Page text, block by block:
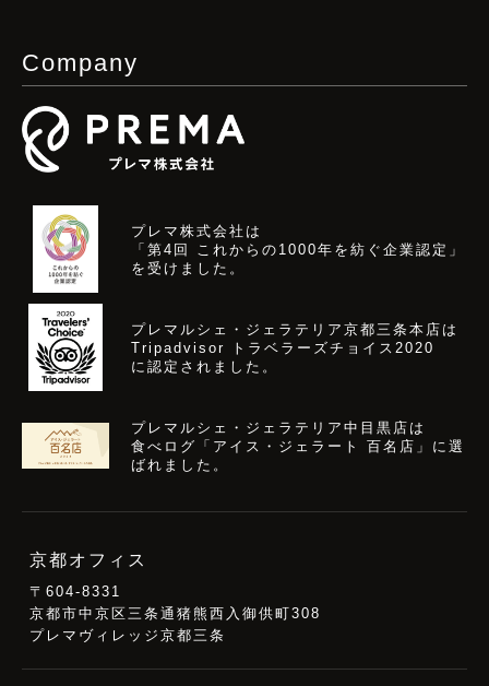
Company
プレマ株式会社は
「第4回 これからの1000年を紡ぐ企業認定」
を受けました。
プレマルシェ・ジェラテリア京都三条本店は
Tripadvisor トラベラーズチョイス2020
に認定されました。
プレマルシェ・ジェラテリア中目黒店は
食べログ「アイス・ジェラート 百名店」に選
ばれました。
京都オフィス
〒604-8331
京都市中京区三条通猪熊西入御供町308
プレマヴィレッジ京都三条